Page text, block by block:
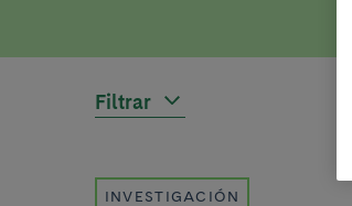
Filtrar
INVESTIGACIÓN